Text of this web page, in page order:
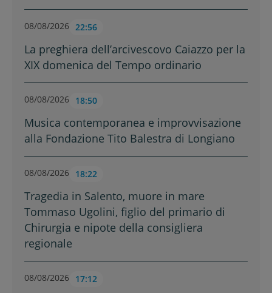
08/08/2026 22:56
La preghiera dell’arcivescovo Caiazzo per la
XIX domenica del Tempo ordinario
08/08/2026 18:50
Musica contemporanea e improvvisazione
alla Fondazione Tito Balestra di Longiano
08/08/2026 18:22
Tragedia in Salento, muore in mare
Tommaso Ugolini, figlio del primario di
Chirurgia e nipote della consigliera
regionale
08/08/2026 17:12